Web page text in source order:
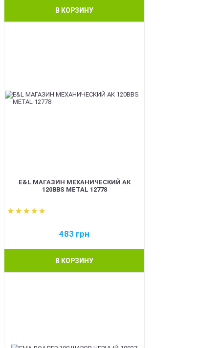
В КОРЗИНУ
E&L МАГАЗИН МЕХАНИЧЕСКИЙ АК
120BBS METAL 12778
483 грн
В КОРЗИНУ